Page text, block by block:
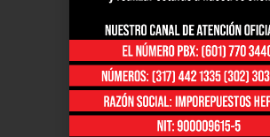
PORTAFOLÍO